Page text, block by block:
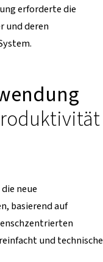
erforderte die
und deren
neue
basierend auf
und technische